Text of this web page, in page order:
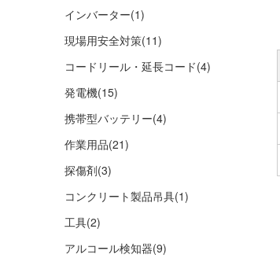
インバーター(1)
現場用安全対策(11)
コードリール・延長コード(4)
発電機(15)
携帯型バッテリー(4)
作業用品(21)
探傷剤(3)
コンクリート製品吊具(1)
工具(2)
アルコール検知器(9)